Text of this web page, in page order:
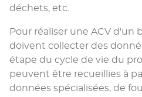
déchets, etc.
Pour réaliser une ACV d'un
doivent collecter des
étape du cycle de vie du
peuvent être recueillies à
données spécialisées, de